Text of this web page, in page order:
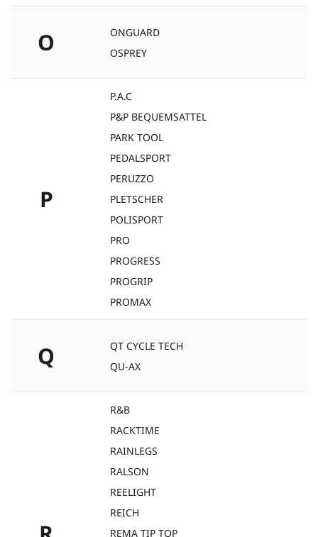
O
ONGUARD
OSPREY
P
P.A.C
P&P BEQUEMSATTEL
PARK TOOL
PEDALSPORT
PERUZZO
PLETSCHER
POLISPORT
PRO
PROGRESS
PROGRIP
PROMAX
Q
QT CYCLE TECH
QU-AX
R&B
RACKTIME
RAINLEGS
RALSON
REELIGHT
REICH
REMA TIP TOP